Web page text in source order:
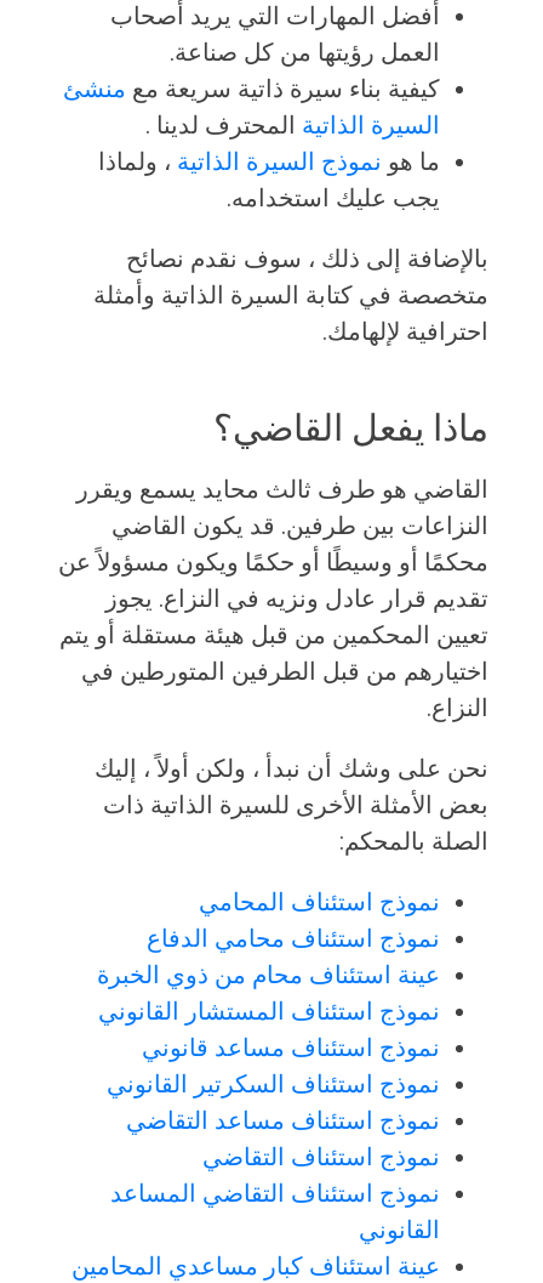
أفضل المهارات التي يريد أصحاب
العمل رؤيتها من كل صناعة.
كيفية بناء سيرة ذاتية سريعة مع منشئ
السيرة الذاتية المحترف لدينا .
ما هو نموذج السيرة الذاتية ، ولماذا
يجب عليك استخدامه.
بالإضافة إلى ذلك ، سوف نقدم نصائح
متخصصة في كتابة السيرة الذاتية وأمثلة
احترافية لإلهامك.
ماذا يفعل القاضي؟
القاضي هو طرف ثالث محايد يسمع ويقرر
النزاعات بين طرفين. قد يكون القاضي
محكمًا أو وسيطًا أو حكمًا ويكون مسؤولاً عن
تقديم قرار عادل ونزيه في النزاع. يجوز
تعيين المحكمين من قبل هيئة مستقلة أو يتم
اختيارهم من قبل الطرفين المتورطين في
النزاع.
نحن على وشك أن نبدأ ، ولكن أولاً ، إليك
بعض الأمثلة الأخرى للسيرة الذاتية ذات
الصلة بالمحكم:
نموذج استئناف المحامي
نموذج استئناف محامي الدفاع
عينة استئناف محام من ذوي الخبرة
نموذج استئناف المستشار القانوني
نموذج استئناف مساعد قانوني
نموذج استئناف السكرتير القانوني
نموذج استئناف مساعد التقاضي
نموذج استئناف التقاضي
نموذج استئناف التقاضي المساعد
القانوني
عينة استئناف كبار مساعدي المحامين